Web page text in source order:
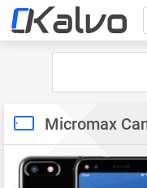
Micromax